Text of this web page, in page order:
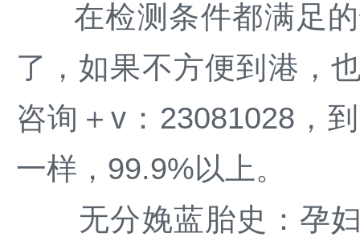
在检测条件都满足
了，如果不方便到港，
咨询＋v：23081028，
一样，99.9%以上。
无分娩蓝胎史：孕妇